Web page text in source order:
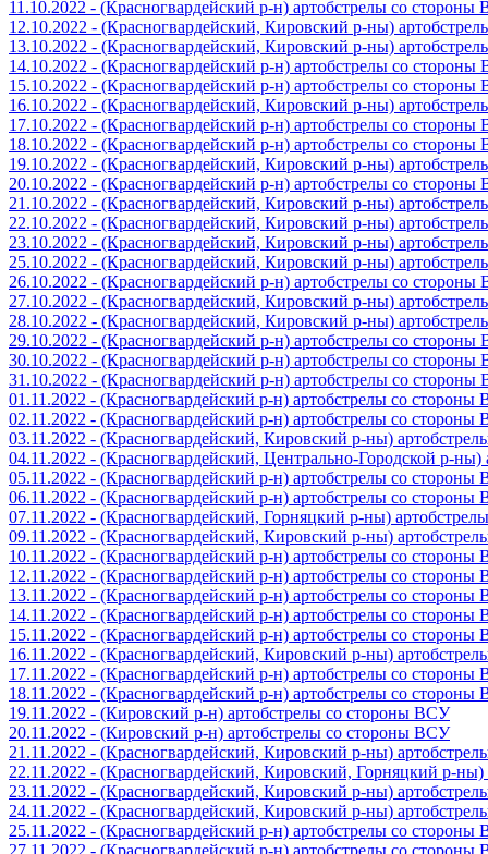
11.10.2022 - (Красногвардейский р-н) артобстрелы со стороны
12.10.2022 - (Красногвардейский, Кировский р-ны)
13.10.2022 - (Красногвардейский, Кировский р-ны)
14.10.2022 - (Красногвардейский р-н) артобстрелы со
15.10.2022 - (Красногвардейский р-н) артобстрелы со
16.10.2022 - (Красногвардейский, Кировский р-ны)
17.10.2022 - (Красногвардейский р-н) артобстрелы со
18.10.2022 - (Красногвардейский р-н) артобстрелы со
19.10.2022 - (Красногвардейский, Кировский р-ны)
20.10.2022 - (Красногвардейский р-н) артобстрелы со
21.10.2022 - (Красногвардейский, Кировский р-ны)
22.10.2022 - (Красногвардейский, Кировский р-ны)
23.10.2022 - (Красногвардейский, Кировский р-ны)
25.10.2022 - (Красногвардейский, Кировский р-ны)
26.10.2022 - (Красногвардейский р-н) артобстрелы со
27.10.2022 - (Красногвардейский, Кировский р-ны)
28.10.2022 - (Красногвардейский, Кировский р-ны)
29.10.2022 - (Красногвардейский р-н) артобстрелы со
30.10.2022 - (Красногвардейский р-н) артобстрелы со
31.10.2022 - (Красногвардейский р-н) артобстрелы со
01.11.2022 - (Красногвардейский р-н) артобстрелы со стороны
02.11.2022 - (Красногвардейский р-н) артобстрелы со стороны
03.11.2022 - (Красногвардейский, Кировский р-ны)
04.11.2022 - (Красногвардейский, Центрально-Городской р-
05.11.2022 - (Красногвардейский р-н) артобстрелы со стороны
06.11.2022 - (Красногвардейский р-н) артобстрелы со стороны
07.11.2022 - (Красногвардейский, Горняцкий р-ны)
09.11.2022 - (Красногвардейский, Кировский р-ны)
10.11.2022 - (Красногвардейский р-н) артобстрелы со стороны
12.11.2022 - (Красногвардейский р-н) артобстрелы со стороны
13.11.2022 - (Красногвардейский р-н) артобстрелы со стороны
14.11.2022 - (Красногвардейский р-н) артобстрелы со стороны
15.11.2022 - (Красногвардейский р-н) артобстрелы со стороны
16.11.2022 - (Красногвардейский, Кировский р-ны)
17.11.2022 - (Красногвардейский р-н) артобстрелы со стороны
18.11.2022 - (Красногвардейский р-н) артобстрелы со стороны
19.11.2022 - (Кировский р-н) артобстрелы со стороны ВСУ
20.11.2022 - (Кировский р-н) артобстрелы со стороны ВСУ
21.11.2022 - (Красногвардейский, Кировский р-ны)
22.11.2022 - (Красногвардейский, Кировский, Горняцкий р-
23.11.2022 - (Красногвардейский, Кировский р-ны)
24.11.2022 - (Красногвардейский, Кировский р-ны)
25.11.2022 - (Красногвардейский р-н) артобстрелы со стороны
27.11.2022 - (Красногвардейский р-н) артобстрелы со стороны